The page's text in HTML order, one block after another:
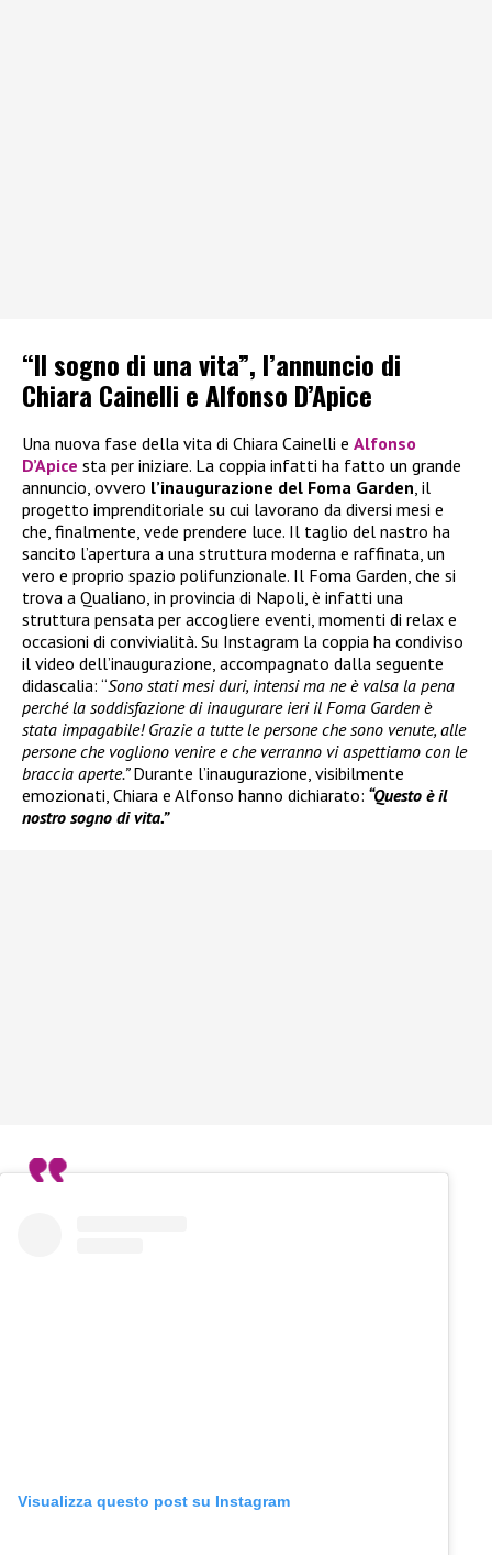
“Il sogno di una vita”, l’annuncio di
Chiara Cainelli e Alfonso D’Apice
Una nuova fase della vita di Chiara Cainelli e Alfonso
D’Apice sta per iniziare. La coppia infatti ha fatto un grande
annuncio, ovvero l’inaugurazione del Foma Garden , il
progetto imprenditoriale su cui lavorano da diversi mesi e
che, finalmente, vede prendere luce. Il taglio del nastro ha
sancito l’apertura a una struttura moderna e raffinata, un
vero e proprio spazio polifunzionale. Il Foma Garden, che si
trova a Qualiano, in provincia di Napoli, è infatti una
struttura pensata per accogliere eventi, momenti di relax e
occasioni di convivialità. Su Instagram la coppia ha condiviso
il video dell’inaugurazione, accompagnato dalla seguente
didascalia: “Sono stati mesi duri, intensi ma ne è valsa la pena
perché la soddisfazione di inaugurare ieri il Foma Garden è
stata impagabile! Grazie a tutte le persone che sono venute, alle
persone che vogliono venire e che verranno vi aspettiamo con le
braccia aperte.”Durante l’inaugurazione, visibilmente
emozionati, Chiara e Alfonso hanno dichiarato: “Questo è il
nostro sogno di vita.”
Visualizza questo post su Instagram